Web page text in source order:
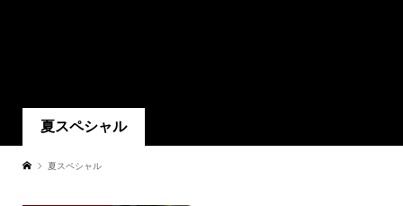
夏スペシャル
夏スペシャル